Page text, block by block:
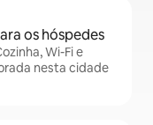
os hóspedes
Wi-Fi e
nesta cidade